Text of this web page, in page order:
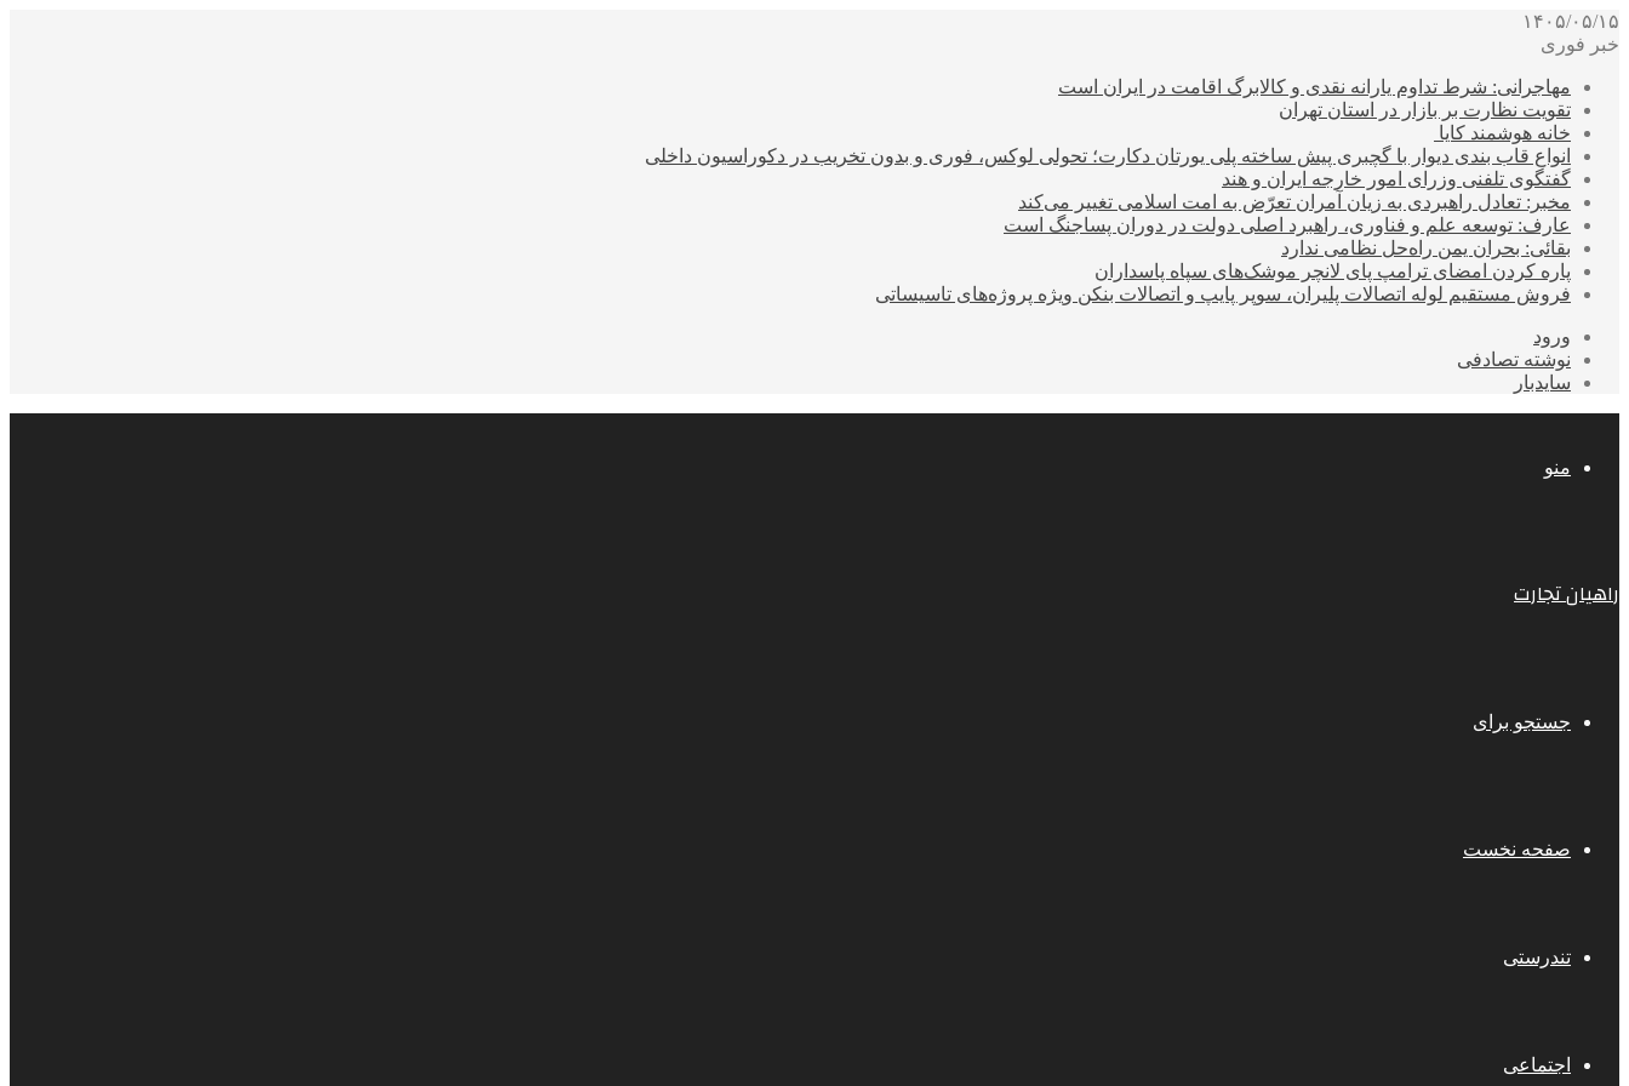
۱۴۰۵/۰۵/۱۵
خبر فوری
مهاجرانی: شرط تداوم یارانه نقدی و کالابرگ اقامت در ایران است
تقویت نظارت بر بازار در استان تهران
خانه هوشمند کایا
انواع قاب بندی دیوار با گچبری پیش ساخته پلی یورتان دکارت؛ تحولی لوکس، فوری و بدون تخریب در دکوراسیون داخلی
گفتگوی تلفنی وزرای امور خارجه ایران و هند
مخبر: تعادل راهبردی به زیان آمران تعرّض به امت اسلامی تغییر می‌کند
عارف: توسعه علم و فناوری، راهبرد اصلی دولت در دوران پساجنگ است
بقائی: بحران یمن راه‌حل نظامی ندارد
پاره کردن امضای ترامپ پای لانچر موشک‌های سپاه پاسداران
فروش مستقیم لوله اتصالات پلیران، سوپر پایپ و اتصالات بنکن ویژه پروژه‌های تاسیساتی
ورود
نوشته تصادفی
سایدبار
منو
راهیان تجارت
جستجو برای
صفحه نخست
تندرستی
اجتماعی